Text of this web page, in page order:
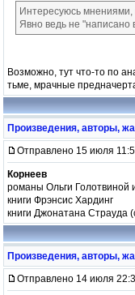
Интересуюсь мнениями,
Явно ведь не "написано
Возможно, тут что-то по
тьме, мрачные
Произведения, авторы,
Отправлено 15 июля
Корнеев
романы Ольги Голотвиной
книги Фрэнсис Хардинг
книги Джонатана Страуда
Произведения, авторы,
Отправлено 14 июля